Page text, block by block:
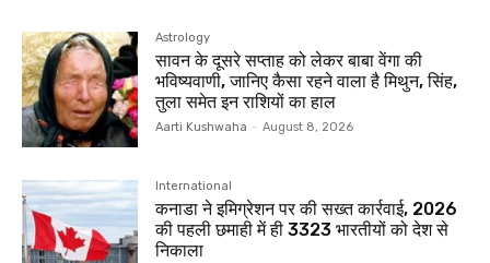
Astrology
सावन के दूसरे सप्ताह को लेकर बाबा वेंगा की
भविष्यवाणी, जानिए कैसा रहने वाला है मिथुन, सिंह,
तुला समेत इन राशियों का हाल
Aarti Kushwaha - August 8, 2026
International
कनाडा ने इमिग्रेशन पर की सख्त कार्रवाई, 2026
की पहली छमाही में ही 3323 भारतीयों को देश से
निकाला